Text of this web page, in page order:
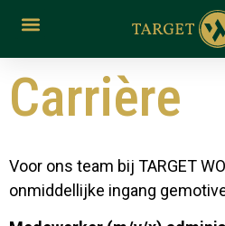
inhoud
Carrière
Voor ons team bij TARGET
onmiddellijke ingang